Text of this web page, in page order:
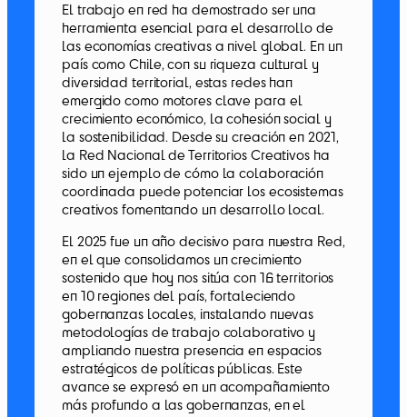
El trabajo en red ha demostrado ser una
herramienta esencial para el desarrollo de
las economías creativas a nivel global. En un
país como Chile, con su riqueza cultural y
diversidad territorial, estas redes han
emergido como motores clave para el
crecimiento económico, la cohesión social y
la sostenibilidad. Desde su creación en 2021,
la Red Nacional de Territorios Creativos ha
sido un ejemplo de cómo la colaboración
coordinada puede potenciar los ecosistemas
creativos fomentando un desarrollo local.
El 2025 fue un año decisivo para nuestra Red,
en el que consolidamos un crecimiento
sostenido que hoy nos sitúa con 16 territorios
en 10 regiones del país, fortaleciendo
gobernanzas locales, instalando nuevas
metodologías de trabajo colaborativo y
ampliando nuestra presencia en espacios
estratégicos de políticas públicas. Este
avance se expresó en un acompañamiento
más profundo a las gobernanzas, en el